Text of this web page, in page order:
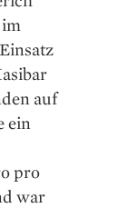
auf
ein
pro
war